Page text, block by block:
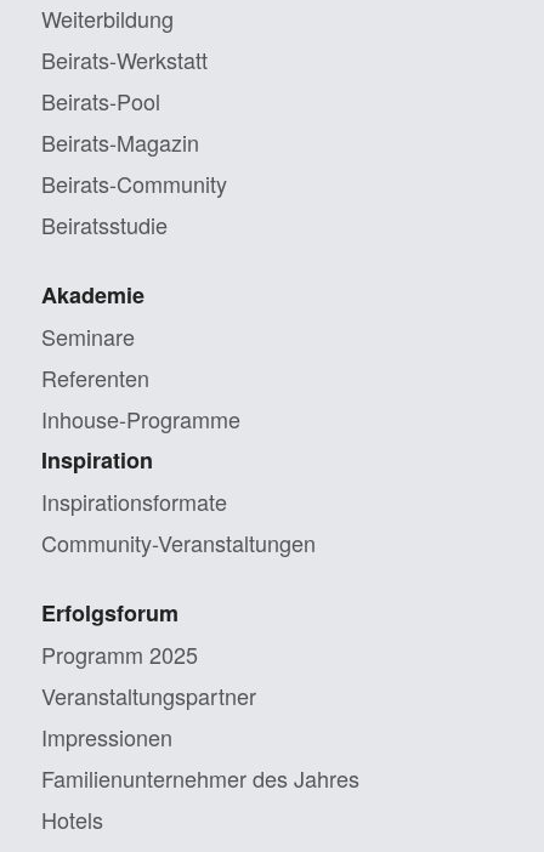
Weiterbildung
Beirats-Werkstatt
Beirats-Pool
Beirats-Magazin
Beirats-Community
Beiratsstudie
Akademie
Seminare
Referenten
Inhouse-Programme
Inspiration
Inspirationsformate
Community-Veranstaltungen
Erfolgsforum
Programm 2025
Veranstaltungs­partner
Impressionen
Familien­unternehmer des Jahres
Hotels